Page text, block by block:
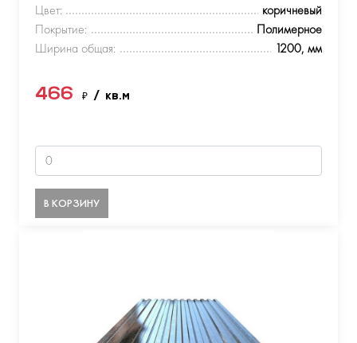
Цвет:
коричневый
Покрытие:
Полимерное
Ширина общая:
1200, мм
466 ₽ / кв.м
В КОРЗИНУ